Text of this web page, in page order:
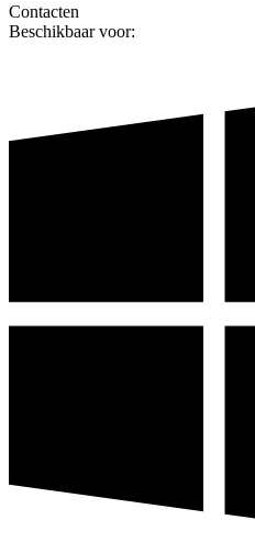
Contacten
Beschikbaar voor: